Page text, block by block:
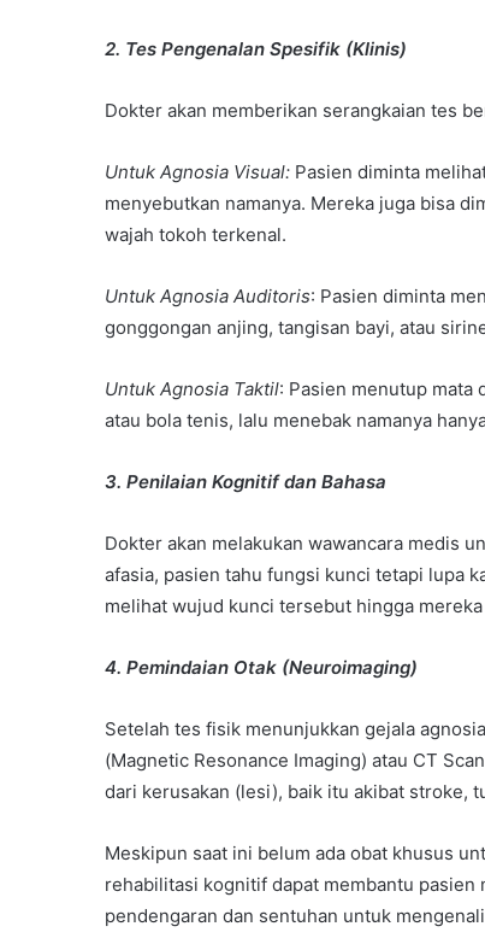
2. Tes Pengenalan Spesifik (Klinis)
Dokter akan memberikan serangkaian tes
Untuk Agnosia Visual: Pasien diminta
menyebutkan namanya. Mereka juga bisa
wajah tokoh terkenal.
Untuk Agnosia Auditoris: Pasien diminta
gonggongan anjing, tangisan bayi, atau
Untuk Agnosia Taktil: Pasien menutup
atau bola tenis, lalu menebak namanya
3. Penilaian Kognitif dan Bahasa
Dokter akan melakukan wawancara medis
afasia, pasien tahu fungsi kunci tetapi lupa
melihat wujud kunci tersebut hingga
4. Pemindaian Otak (Neuroimaging)
Setelah tes fisik menunjukkan gejala
(Magnetic Resonance Imaging) atau CT
dari kerusakan (lesi), baik itu akibat stroke,
Meskipun saat ini belum ada obat khusus
rehabilitasi kognitif dapat membantu
pendengaran dan sentuhan untuk